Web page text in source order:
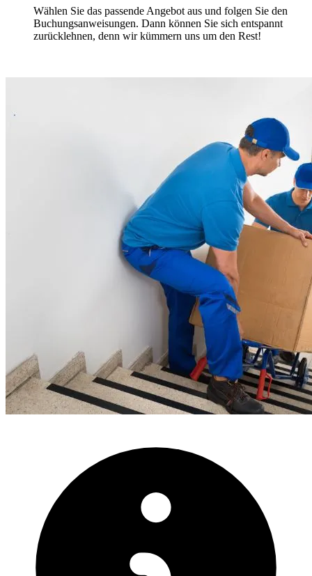
Wählen Sie das passende Angebot aus und folgen Sie den
Buchungsanweisungen. Dann können Sie sich entspannt
zurücklehnen, denn wir kümmern uns um den Rest!